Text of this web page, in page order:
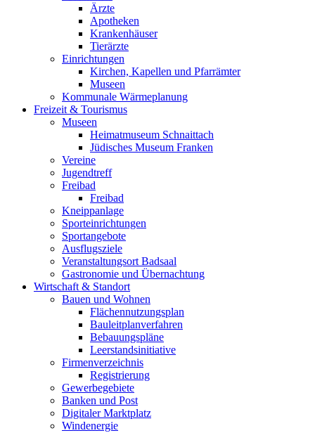
Ärzte
Apotheken
Krankenhäuser
Tierärzte
Einrichtungen
Kirchen, Kapellen und Pfarrämter
Museen
Kommunale Wärmeplanung
Freizeit & Tourismus
Museen
Heimatmuseum Schnaittach
Jüdisches Museum Franken
Vereine
Jugendtreff
Freibad
Freibad
Kneippanlage
Sporteinrichtungen
Sportangebote
Ausflugsziele
Veranstaltungsort Badsaal
Gastronomie und Übernachtung
Wirtschaft & Standort
Bauen und Wohnen
Flächennutzungsplan
Bauleitplanverfahren
Bebauungspläne
Leerstandsinitiative
Firmenverzeichnis
Registrierung
Gewerbegebiete
Banken und Post
Digitaler Marktplatz
Windenergie